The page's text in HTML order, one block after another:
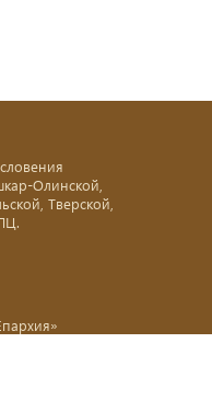
Олинской,
Тверской,